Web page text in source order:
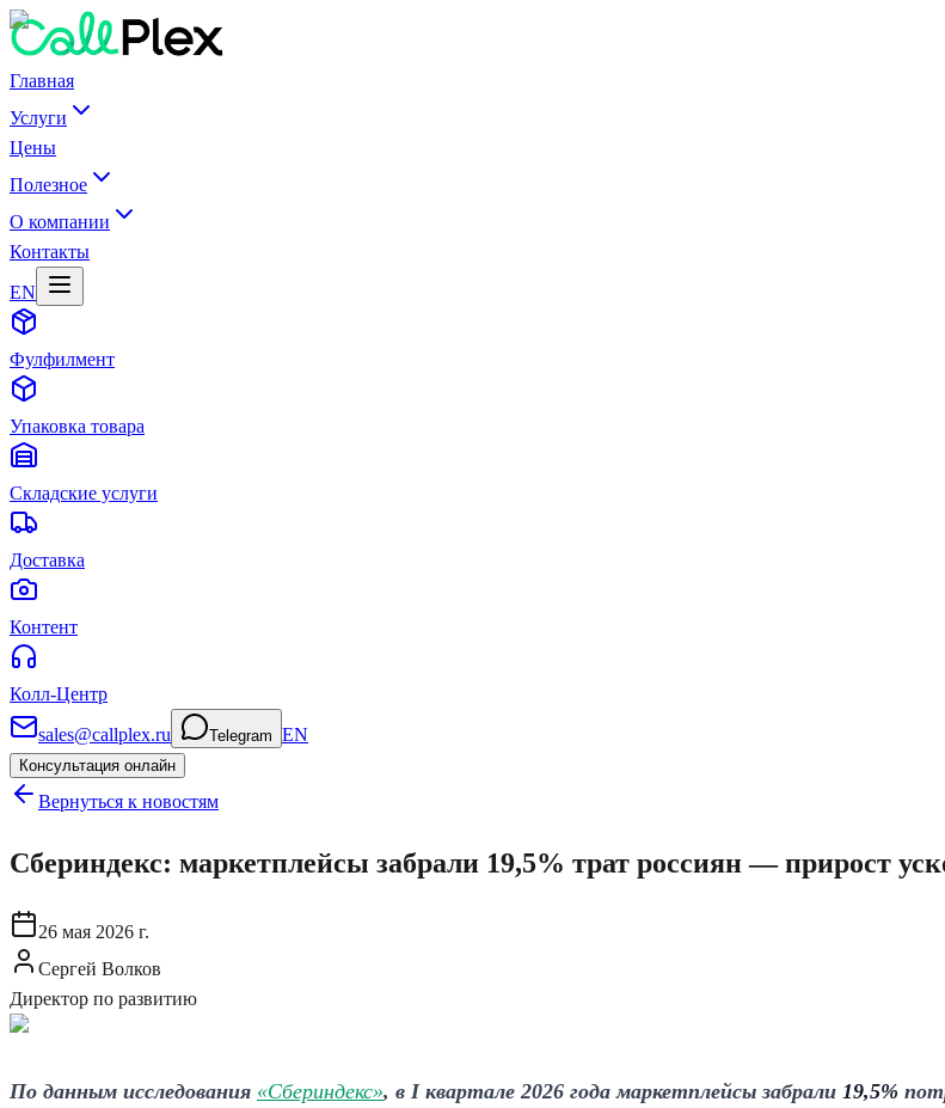
Главная
Услуги
Цены
Полезное
О компании
Контакты
EN
Фулфилмент
Упаковка товара
Складские услуги
Доставка
Контент
Колл-Центр
sales@callplex.ru
Telegram EN
Консультация онлайн
Вернуться к новостям
Сбериндекс: маркетплейсы забрали 19,5% трат россиян — прирост
26 мая 2026 г.
Сергей Волков
Директор по развитию
По данным исследования «Сбериндекс», в I квартале 2026 года маркетплейсы забрали 19,5%